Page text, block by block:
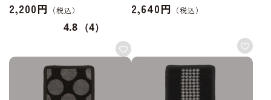
2,200円
4.8 （4）
2,640円